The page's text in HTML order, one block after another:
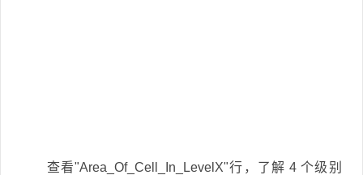
查看"Area_Of_Cell_In_LevelX"行，了解 4 个级别